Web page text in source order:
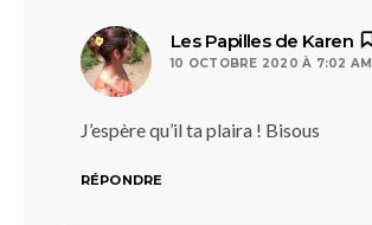
Les Papilles de Karen
10 OCTOBRE 2020 À 7:02 AM
J’espère qu’il ta plaira ! Bisous
RÉPONDRE